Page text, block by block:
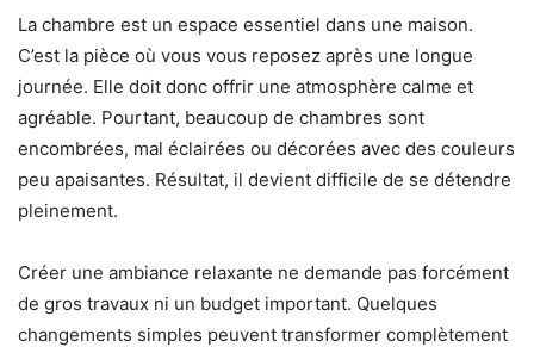
La chambre est un espace essentiel dans une maison.
C’est la pièce où vous vous reposez après une longue
journée. Elle doit donc offrir une atmosphère calme et
agréable. Pourtant, beaucoup de chambres sont
encombrées, mal éclairées ou décorées avec des couleurs
peu apaisantes. Résultat, il devient difficile de se détendre
pleinement.
Créer une ambiance relaxante ne demande pas forcément
de gros travaux ni un budget important. Quelques
changements simples peuvent transformer complètement